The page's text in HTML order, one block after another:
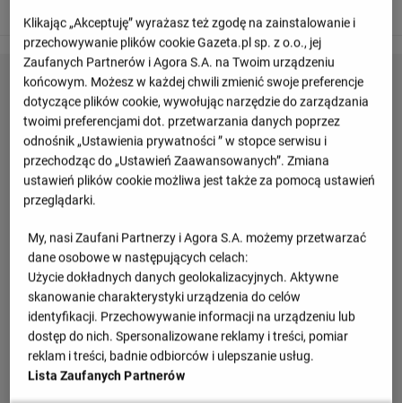
Klikając „Akceptuję” wyrażasz też zgodę na zainstalowanie i
przechowywanie plików cookie Gazeta.pl sp. z o.o., jej
Zaufanych Partnerów i Agora S.A. na Twoim urządzeniu
końcowym. Możesz w każdej chwili zmienić swoje preferencje
dotyczące plików cookie, wywołując narzędzie do zarządzania
twoimi preferencjami dot. przetwarzania danych poprzez
odnośnik „Ustawienia prywatności ” w stopce serwisu i
przechodząc do „Ustawień Zaawansowanych”. Zmiana
ustawień plików cookie możliwa jest także za pomocą ustawień
przeglądarki.
My, nasi Zaufani Partnerzy i Agora S.A. możemy przetwarzać
dane osobowe w następujących celach:
Użycie dokładnych danych geolokalizacyjnych. Aktywne
skanowanie charakterystyki urządzenia do celów
identyfikacji. Przechowywanie informacji na urządzeniu lub
dostęp do nich. Spersonalizowane reklamy i treści, pomiar
reklam i treści, badnie odbiorców i ulepszanie usług.
Lista Zaufanych Partnerów